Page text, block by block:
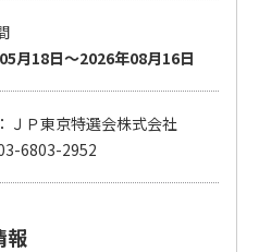
月18日～2026年08月16日
ＪＰ東京特選会株式会社
6803-2952
報